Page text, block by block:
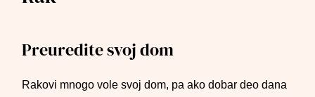
Preuredite svoj dom
Rakovi mnogo vole svoj dom, pa ako dobar deo dana